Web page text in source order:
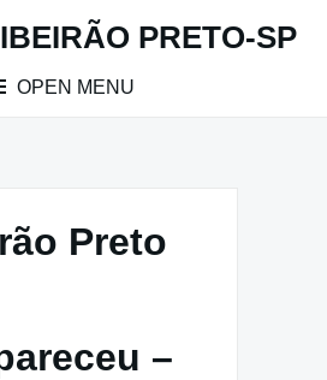
PRETO-SP
OPEN MENU
Preto
–